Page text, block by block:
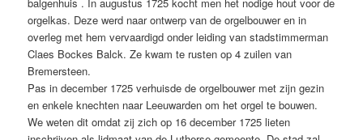
orgelkas. Deze werd naar ontwerp van de orgelbouwer en in
overleg met hem vervaardigd onder leiding van stadstimmerman
Claes Bockes Balck. Ze kwam te rusten op 4 zuilen van
Bremersteen.
Pas in december 1725 verhuisde de orgelbouwer met zijn gezin
en enkele knechten naar Leeuwarden om het orgel te bouwen.
We weten dit omdat zij zich op 16 december 1725 lieten